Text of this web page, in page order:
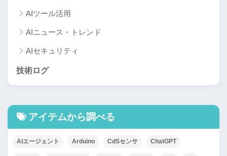
AIツール活用
AIニュース・トレンド
AIセキュリティ
技術ログ
アイテムから調べる
AIエージェント Arduino CdSセンサ ChatGPT